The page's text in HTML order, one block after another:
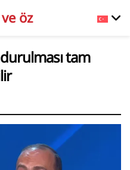
ve öz
tam